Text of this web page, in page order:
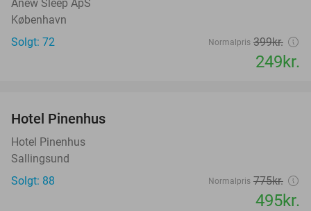
Anew Sleep ApS
København
Solgt: 72
Normalpris 399kr.
249kr.
Hotel Pinenhus
Hotel Pinenhus
Sallingsund
Solgt: 88
Normalpris 775kr.
495kr.